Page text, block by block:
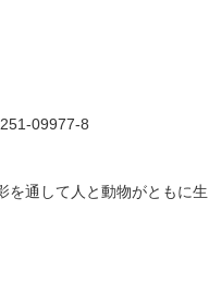
09977-8
通して人と動物がともに